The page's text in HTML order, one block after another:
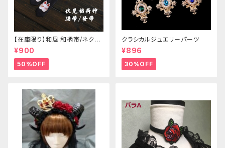
【在庫限り】和風 和柄帯/ネクタ
イ/リボン（狐面/金魚
¥900
50%OFF
クラシカルジュエリーパーツ
¥896
30%OFF